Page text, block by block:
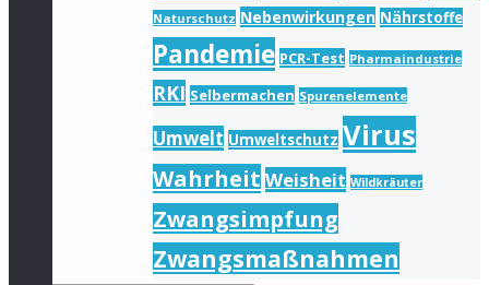
Naturschutz Nebenwirkungen Nährstoffe
Pandemie PCR-Test Pharmaindustrie
RKI Selbermachen Spurenelemente
Umwelt Umweltschutz Virus
Wahrheit Weisheit Wildkräuter
Zwangsimpfung
Zwangsmaßnahmen